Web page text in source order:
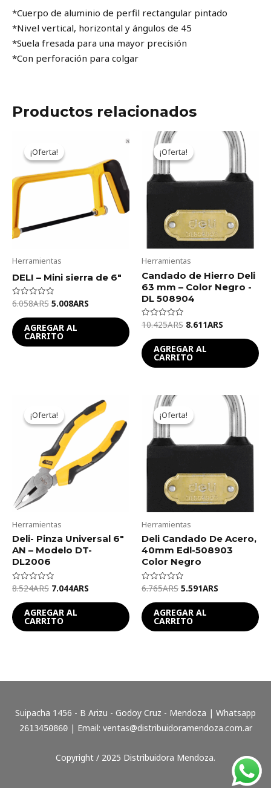
*Cuerpo de aluminio de perfil rectangular pintado
*Nivel vertical, horizontal y ángulos de 45
*Suela fresada para una mayor precisión
*Con perforación para colgar
Productos relacionados
¡Oferta!
¡Oferta!
Herramientas
DELI – Mini sierra de 6″
Valorado
de
5
6.058ARS
was:
6.058ARS.
5.008ARS
5.008ARS.
AGREGAR AL
CARRITO
¡Oferta!
¡Oferta!
Herramientas
Candado de Hierro Deli
63 mm – Color Negro -
DL 508904
Valorado
de
5
10.425ARS
was:
10.425ARS.
8.611ARS
Current
price
8.611ARS.
AGREGAR AL
CARRITO
¡Oferta!
¡Oferta!
Herramientas
Deli- Pinza Universal 6″
AN – Modelo DT-
DL2006
Valorado
en
de
5
8.524ARS
was:
8.524ARS.
7.044ARS
Current
price
is:
7.044ARS.
AGREGAR AL
CARRITO
¡Oferta!
¡Oferta!
Herramientas
Deli Candado De Acero,
40mm Edl-508903
Color Negro
Valorado
en
de
5
6.765ARS
was:
6.765ARS.
5.591ARS
Current
price
5.591ARS.
AGREGAR AL
CARRITO
Suipacha 1456 - B Arizu - Godoy Cruz - Mendoza | Whatsapp
2613450860| Email: ventas@distribuidoramendoza.com.ar
Copyright / 2025 Distribuidora Mendoza.